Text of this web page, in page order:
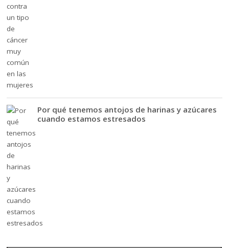
Por qué tenemos antojos de harinas y azúcares
cuando estamos estresados